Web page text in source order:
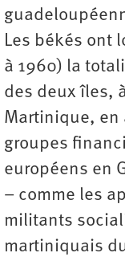
Les békés ont
à 1960) la
des deux îles,
Martinique, en
groupes
européens en
– comme les
militants
martiniquais